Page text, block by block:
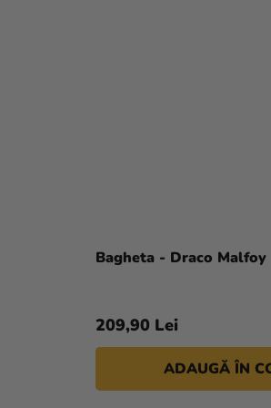
Bagheta - Draco Malfoy
209,90 Lei
ADAUGĂ ÎN